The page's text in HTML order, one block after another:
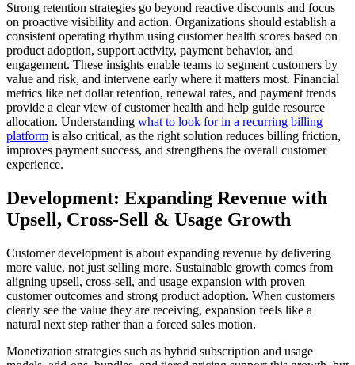
Strong retention strategies go beyond reactive discounts and focus
on proactive visibility and action. Organizations should establish a
consistent operating rhythm using customer health scores based on
product adoption, support activity, payment behavior, and
engagement. These insights enable teams to segment customers by
value and risk, and intervene early where it matters most. Financial
metrics like net dollar retention, renewal rates, and payment trends
provide a clear view of customer health and help guide resource
allocation. Understanding what to look for in a recurring billing
platform is also critical, as the right solution reduces billing friction,
improves payment success, and strengthens the overall customer
experience.
Development: Expanding Revenue with
Upsell, Cross-Sell & Usage Growth
Customer development is about expanding revenue by delivering
more value, not just selling more. Sustainable growth comes from
aligning upsell, cross-sell, and usage expansion with proven
customer outcomes and strong product adoption. When customers
clearly see the value they are receiving, expansion feels like a
natural next step rather than a forced sales motion.
Monetization strategies such as hybrid subscription and usage